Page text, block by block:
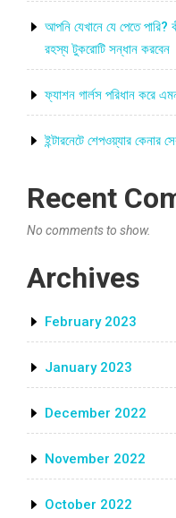
আপনি যেখানে যে পেতে পারি?
রহস্য টুকরোটি সন্ধান করবেন
ফ্যাশন গার্লস পরিধান করে
ইন্টারনেটে শেপওয়্যার কেনার
Recent
No comments to show.
Archives
February 2023
January 2023
December 2022
November 2022
October 2022